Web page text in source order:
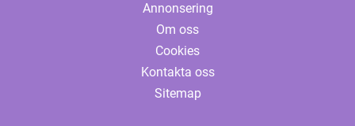
Annonsering
Om oss
Cookies
Kontakta oss
Sitemap